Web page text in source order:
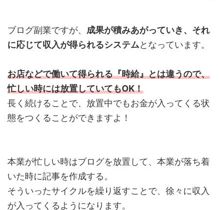
ブログ副業ですが、 成果が積みあがっていき、それ
に応じて収入が得られるシステムとなっています。
お店などで働いて得られる『時給』とは違うので、
忙しい時には放置していてもOK！
長く続けることで、放置中でもお金が入ってくる状
態をつくることができますよ！
本業が忙しい時はブログを放置して、本業が落ち着
いた時に記事を作成する。
そういったサイクルを繰り返すことで、徐々に収入
が入ってくるようになります。